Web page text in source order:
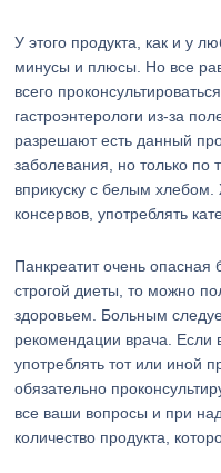
У этого продукта, как и у
минусы и плюсы. Но все
всего
гастроэнтерологи из-за
разрешают есть данный
заболевания, но только по
вприкуску с белым
консервов, употреблять
Панкреатит очень опасная
строгой диеты, то можно
здоровьем. Больным
рекомендации врача.
употреблять тот или иной
обязательно
все ваши вопросы и при
количество продукта,